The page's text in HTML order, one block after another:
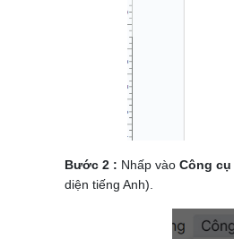
Bước 2 : Nhấp vào Công cụ
diện tiếng Anh).